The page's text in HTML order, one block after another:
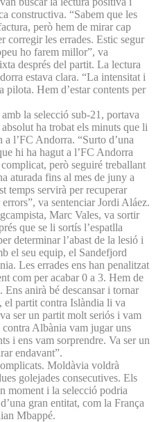
constructiva. “Sabem que les
però hem de mirar cap
corregir les errades. Estic segur
ho farem millor”, va
després del partit. La lectura
estava clara. “La intensitat i
pilota. Hem d’estar contents per
la selecció sub-21, portava
ha trobat els minuts que li
l’FC Andorra. “Surto d’una
hi ha hagut a l’FC Andorra
però seguiré treballant
aturada fins al mes de juny a
temps servirà per recuperar
va sentenciar Jordi Aláez.
Marc Vales, va sortir
que se li sortís l’espatlla
determinar l’abast de la lesió i
el seu equip, el Sandefjord
Les errades ens han penalitzat
com per acabar 0 a 3. Hem de
anirà bé descansar i tornar
el partit contra Islàndia li va
ser un partit molt seriós i vam
Albània vam jugar uns
i ens vam sorprendre. Va ser un
endavant”.
Moldàvia voldrà
golejades consecutives. Els
moment i la selecció podria
gran entitat, com la França
Mbappé.